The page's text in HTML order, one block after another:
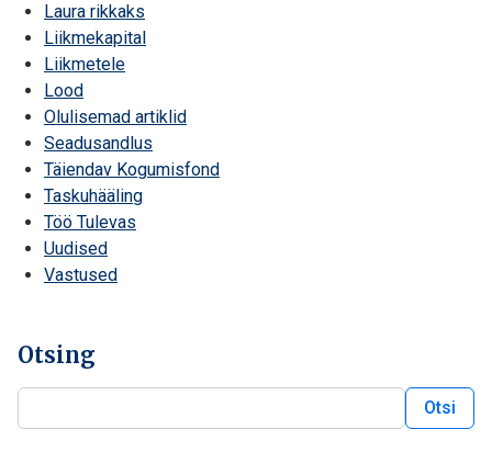
Laura rikkaks
Liikmekapital
Liikmetele
Lood
Olulisemad artiklid
Seadusandlus
Täiendav Kogumisfond
Taskuhääling
Töö Tulevas
Uudised
Vastused
Otsing
Otsi